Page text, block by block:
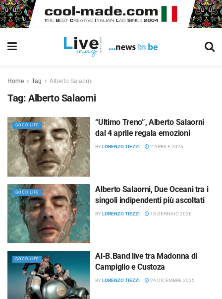
Home Tag Alberto Salaorni
Tag: Alberto Salaorni
GOOD LIFE
“Ultimo Treno”, Alberto Salaorni
dal 4 aprile regala emozioni
BYLORENZO TIEZZI 2 APRILE 2026
GOOD LIFE
Alberto Salaorni, Due Oceani tra i
singoli indipendenti più ascoltati
BYLORENZO TIEZZI 13 GENNAIO 2026
GOOD LIFE
Al-B.Band live tra Madonna di
Campiglio e Custoza
BYLORENZO TIEZZI 24 DICEMBRE 2025